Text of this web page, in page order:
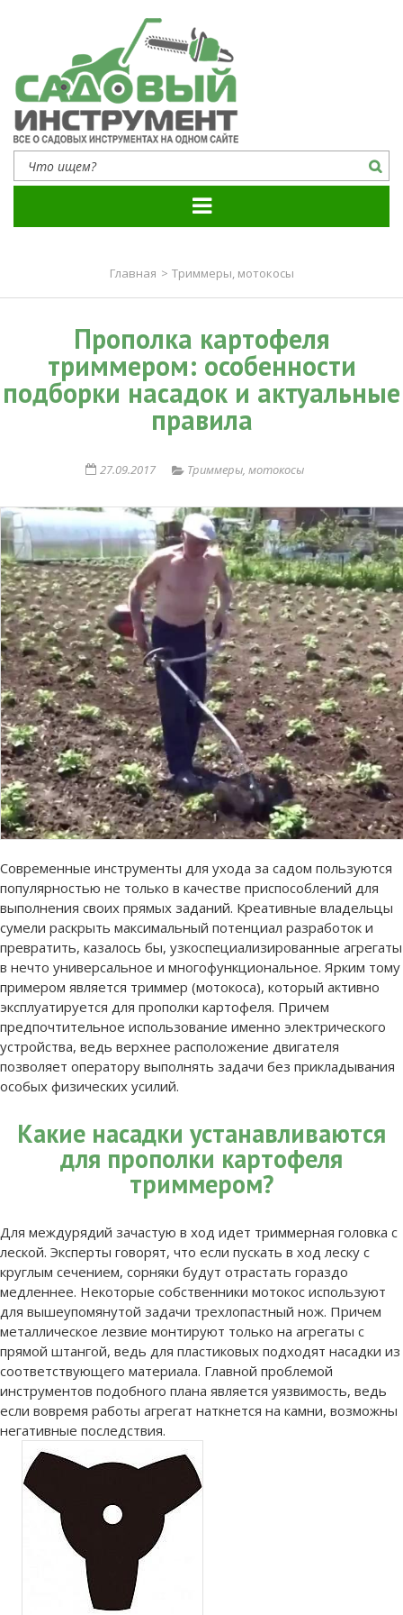
Садовый инструмент
Все о садовых инструментах на одном сайте
Главная > Триммеры, мотокосы
Прополка картофеля
триммером: особенности
подборки насадок и актуальные
правила
27.09.2017 Триммеры, мотокосы
Современные инструменты для ухода за садом пользуются
популярностью не только в качестве приспособлений для
выполнения своих прямых заданий. Креативные владельцы
сумели раскрыть максимальный потенциал разработок и
превратить, казалось бы, узкоспециализированные агрегаты
в нечто универсальное и многофункциональное. Ярким тому
примером является триммер (мотокоса), который активно
эксплуатируется для прополки картофеля. Причем
предпочтительное использование именно электрического
устройства, ведь верхнее расположение двигателя
позволяет оператору выполнять задачи без прикладывания
особых физических усилий.
Какие насадки устанавливаются
для прополки картофеля
триммером?
Для междурядий зачастую в ход идет триммерная головка с
леской. Эксперты говорят, что если пускать в ход леску с
круглым сечением, сорняки будут отрастать гораздо
медленнее. Некоторые собственники мотокос используют
для вышеупомянутой задачи трехлопастный нож. Причем
металлическое лезвие монтируют только на агрегаты с
прямой штангой, ведь для пластиковых подходят насадки из
соответствующего материала. Главной проблемой
инструментов подобного плана является уязвимость, ведь
если вовремя работы агрегат наткнется на камни, возможны
негативные последствия.